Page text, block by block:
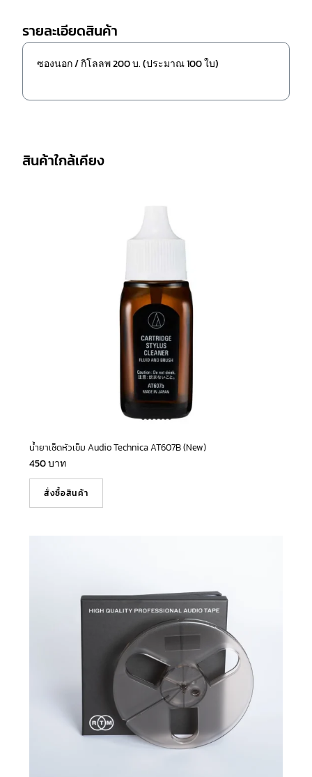
รายละเอียดสินค้า
ซองนอก / กิโลลพ 200 บ. (ประมาณ 100 ใบ)
สินค้าใกล้เคียง
น้ำยาเช็ดหัวเข็ม Audio Technica AT607B (New)
450บาท
สั่งซื้อสินค้า